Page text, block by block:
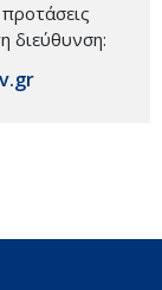
διεύθυνση: